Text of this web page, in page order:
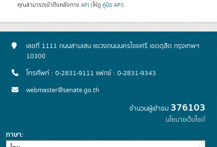
คุณสามารถเข้าถึงคลังทาง API (ให้ดู คู่มือ API).
เลขที่ 1111 ถนนสามเสน แขวงถนนนครไชยศรี เขตดุสิต กรุงเทพฯ
10300
โทรศัพท์ : 0-2831-9111 แฟกซ์ : 0-2831-9343
webmaster@senate.go.th
จำนวนผู้เข้าชม 376103
นโยบายเว็บไซต์
ภาษา